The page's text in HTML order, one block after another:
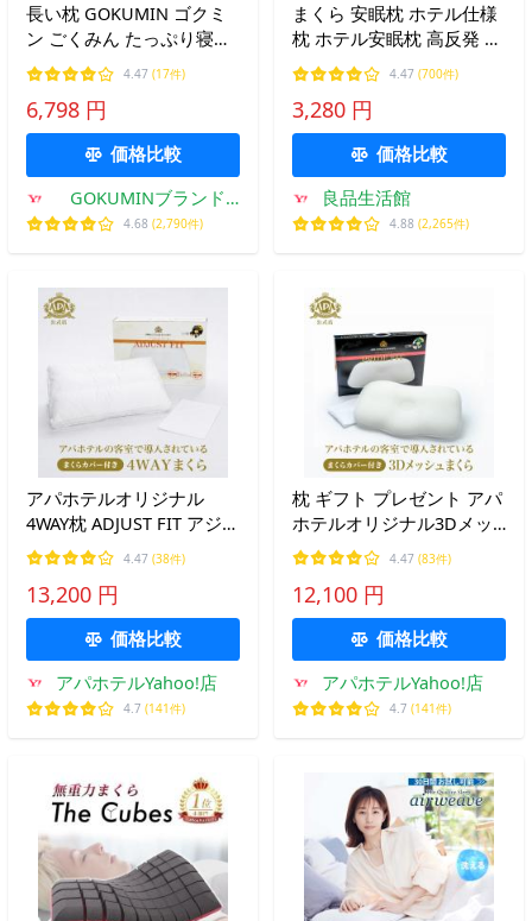
長い枕 GOKUMIN ゴクミ
ン ごくみん たっぷり寝返
りピロー 横長ピロー 寝返
りらくらく 横幅ワイド 4
段階 高さ調整 低反発 頭に
フィット 爆買
4.47 (17件)
6,798 円
価格比較
GOKUMINブランド
Yahoo!店
4.68 (2,790件)
まくら 安眠枕 ホテル仕様
枕 ホテル安眠枕 高反発 柔
らかい 快眠枕 良い通気性
横向き対応 抗菌防臭 プレ
ゼント ふわふわ 立体構造
大き
4.47 (700件)
3,280 円
価格比較
良品生活館
4.88 (2,265件)
アパホテルオリジナル
4WAY枕 ADJUST FIT アジャ
ストフィット 枕 プレゼン
ト ギフト 高め 低め 硬め
ソフト 柔らかい 羽毛 フェ
ザー ダウン パイプ 爆買
送料無料
4.47 (38件)
13,200 円
価格比較
アパホテルYahoo!店
4.7 (141件)
枕 ギフト プレゼント アパ
ホテルオリジナル3Dメッ
シュ枕 送料無料 PRIDE FIT
プライドフィット まくら
高め 低め 硬め 柔らかい
横向き 通気性 首サポート
4.47 (83件)
12,100 円
価格比較
アパホテルYahoo!店
4.7 (141件)